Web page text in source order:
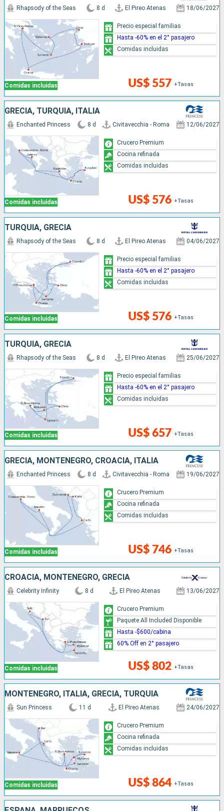
Comidas incluidas
Rhapsody of the Seas 8 d El Pireo Atenas 18/06/2027
US$ 557 +Tasas
Precio especial familias
Hasta -60% en el 2° pasajero
Comidas incluidas
GRECIA, TURQUÍA, ITALIA
Comidas incluidas
Enchanted Princess 8 d Civitavecchia - Roma 12/06/2027
US$ 576 +Tasas
Crucero Premium
Cocina refinada
Comidas incluidas
TURQUÍA, GRECIA
Comidas incluidas
Rhapsody of the Seas 8 d El Pireo Atenas 04/06/2027
US$ 576 +Tasas
Precio especial familias
Hasta -60% en el 2° pasajero
Comidas incluidas
TURQUÍA, GRECIA
Comidas incluidas
Rhapsody of the Seas 8 d El Pireo Atenas 25/06/2027
US$ 657 +Tasas
Precio especial familias
Hasta -60% en el 2° pasajero
Comidas incluidas
GRECIA, MONTENEGRO, CROACIA, ITALIA
Comidas incluidas
Enchanted Princess 8 d Civitavecchia - Roma 19/06/2027
US$ 746 +Tasas
Crucero Premium
Cocina refinada
Comidas incluidas
CROACIA, MONTENEGRO, GRECIA
Comidas incluidas
Celebrity Infinity 8 d El Pireo Atenas 13/06/2027
US$ 802 +Tasas
Crucero Premium
Paquete All Included Disponible
Hasta -$600/cabina
60% Off en 2° pasajero
MONTENEGRO, ITALIA, GRECIA, TURQUÍA
Comidas incluidas
Sun Princess 11 d El Pireo Atenas 24/06/2027
US$ 864 +Tasas
Crucero Premium
Cocina refinada
Comidas incluidas